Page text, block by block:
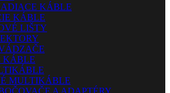
KÁBLE
KÁBLE
LIŠTY
KÁBLE
MULTIKÁBLE
A ADAPTÉRY